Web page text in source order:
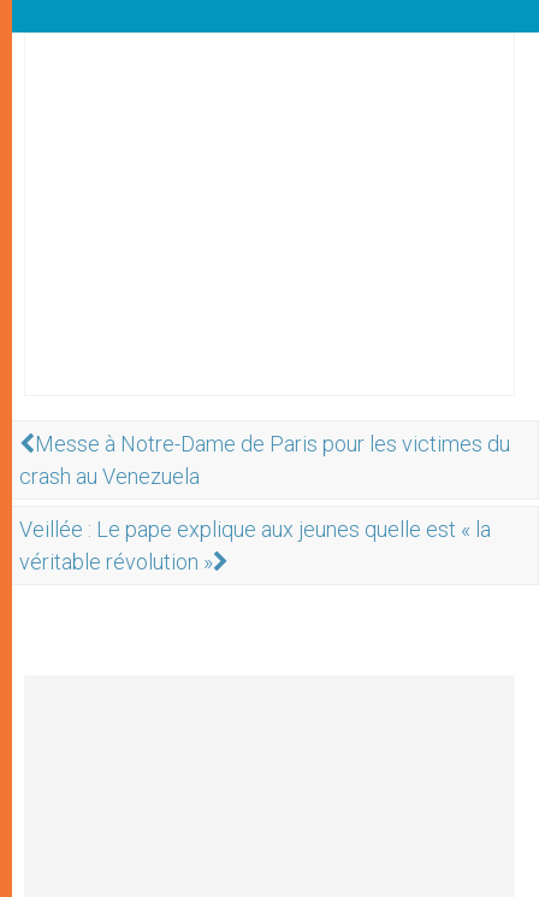
Messe à Notre-Dame de Paris pour les victimes du
crash au Venezuela
Veillée : Le pape explique aux jeunes quelle est « la
véritable révolution »